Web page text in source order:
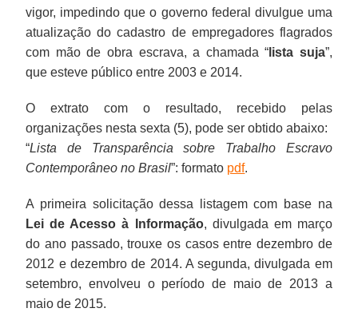
vigor, impedindo que o governo federal divulgue uma
atualização do cadastro de empregadores flagrados
com mão de obra escrava, a chamada “ lista suja”,
que esteve público entre 2003 e 2014.
O extrato com o resultado, recebido pelas
organizações nesta sexta (5), pode ser obtido abaixo:
“Lista de Transparência sobre Trabalho Escravo
Contemporâneo no Brasil”: formato pdf.
A primeira solicitação dessa listagem com base na
Lei de Acesso à Informação, divulgada em março
do ano passado, trouxe os casos entre dezembro de
2012 e dezembro de 2014. A segunda, divulgada em
setembro, envolveu o período de maio de 2013 a
maio de 2015.